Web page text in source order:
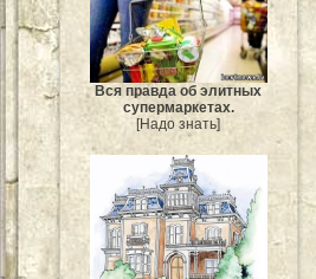
Вся правда об элитных
супермаркетах.
[Надо знать]